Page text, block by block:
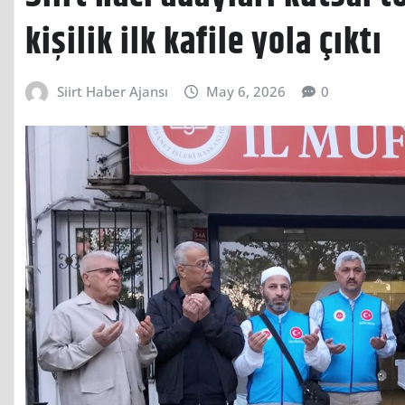
kişilik ilk kafile yola çıktı
Siirt Haber Ajansı May 6, 2026 0